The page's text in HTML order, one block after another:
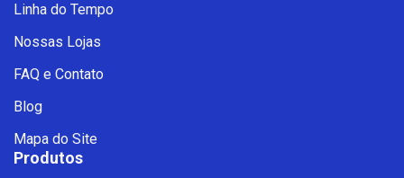
Linha do Tempo
Nossas Lojas
FAQ e Contato
Blog
Mapa do Site
Produtos